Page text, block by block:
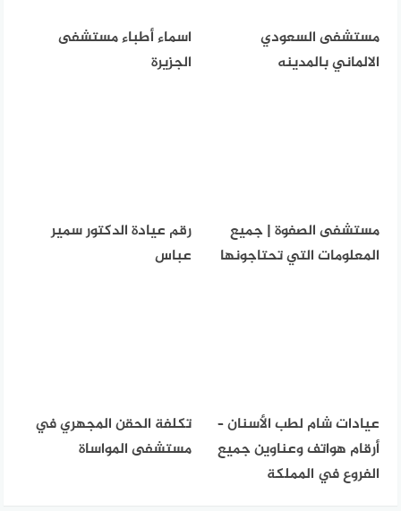
مستشفى السعودي
الالماني بالمدينه
اسماء أطباء مستشفى
الجزيرة
مستشفى الصفوة | جميع
المعلومات التي تحتاجونها
رقم عيادة الدكتور سمير
عباس
عيادات شام لطب الأسنان –
أرقام هواتف وعناوين جميع
الفروع في المملكة
تكلفة الحقن المجهري في
مستشفى المواساة